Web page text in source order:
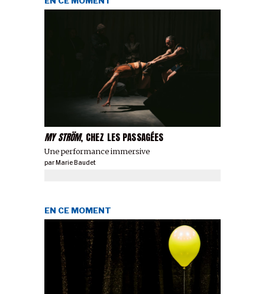
MY STRÖM, CHEZ LES PASSAGÉES
Une performance immersive
par Marie Baudet
EN CE MOMENT